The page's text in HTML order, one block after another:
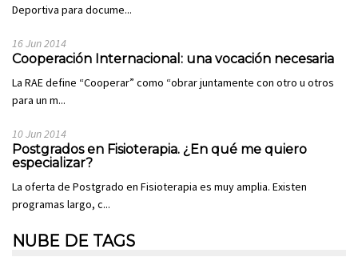
Deportiva para docume...
16 Jun 2014
Cooperación Internacional: una vocación necesaria
La RAE define “Cooperar” como “obrar juntamente con otro u otros
para un m...
10 Jun 2014
Postgrados en Fisioterapia. ¿En qué me quiero
especializar?
La oferta de Postgrado en Fisioterapia es muy amplia. Existen
programas largo, c...
NUBE DE TAGS